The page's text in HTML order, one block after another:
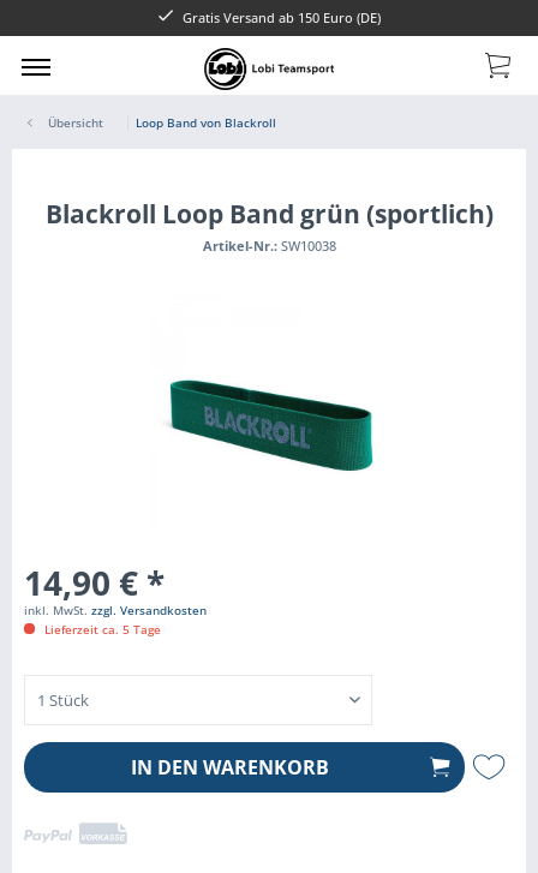
Gratis Versand ab 150 Euro (DE)
Übersicht Loop Band von Blackroll
Blackroll Loop Band grün (sportlich)
Artikel-Nr.: SW10038
14,90 € *
inkl. MwSt. zzgl. Versandkosten
Lieferzeit ca. 5 Tage
IN DEN WARENKORB